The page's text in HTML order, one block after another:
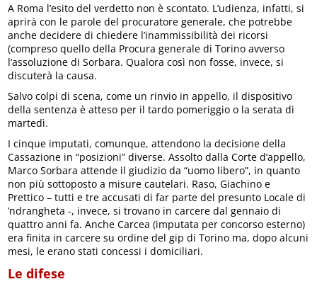
A Roma l’esito del verdetto non è scontato. L’udienza, infatti, si
aprirà con le parole del procuratore generale, che potrebbe
anche decidere di chiedere l’inammissibilità dei ricorsi
(compreso quello della Procura generale di Torino avverso
l’assoluzione di Sorbara. Qualora così non fosse, invece, si
discuterà la causa.
Salvo colpi di scena, come un rinvio in appello, il dispositivo
della sentenza è atteso per il tardo pomeriggio o la serata di
martedì.
I cinque imputati, comunque, attendono la decisione della
Cassazione in “posizioni” diverse. Assolto dalla Corte d’appello,
Marco Sorbara attende il giudizio da “uomo libero”, in quanto
non più sottoposto a misure cautelari. Raso, Giachino e
Prettico – tutti e tre accusati di far parte del presunto Locale di
’ndrangheta -, invece, si trovano in carcere dal gennaio di
quattro anni fa. Anche Carcea (imputata per concorso esterno)
era finita in carcere su ordine del gip di Torino ma, dopo alcuni
mesi, le erano stati concessi i domiciliari.
Le difese